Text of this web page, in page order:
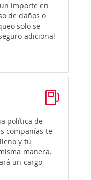
importe en
de daños o
solo se
adicional
política de
compañías te
y tú
manera.
un cargo